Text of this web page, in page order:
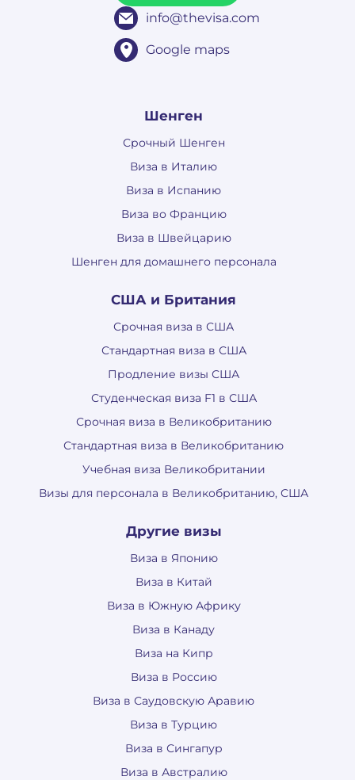
info@thevisa.com
Google maps
Шенген
Срочный Шенген
Виза в Италию
Виза в Испанию
Виза во Францию
Виза в Швейцарию
Шенген для домашнего персонала
США и Британия
Срочная виза в США
Стандартная виза в США
Продление визы США
Студенческая виза F1 в США
Срочная виза в Великобританию
Стандартная виза в Великобританию
Учебная виза Великобритании
Визы для персонала в Великобританию, США
Другие визы
Виза в Японию
Виза в Китай
Виза в Южную Африку
Виза в Канаду
Виза на Кипр
Виза в Россию
Виза в Саудовскую Аравию
Виза в Турцию
Виза в Сингапур
Виза в Австралию